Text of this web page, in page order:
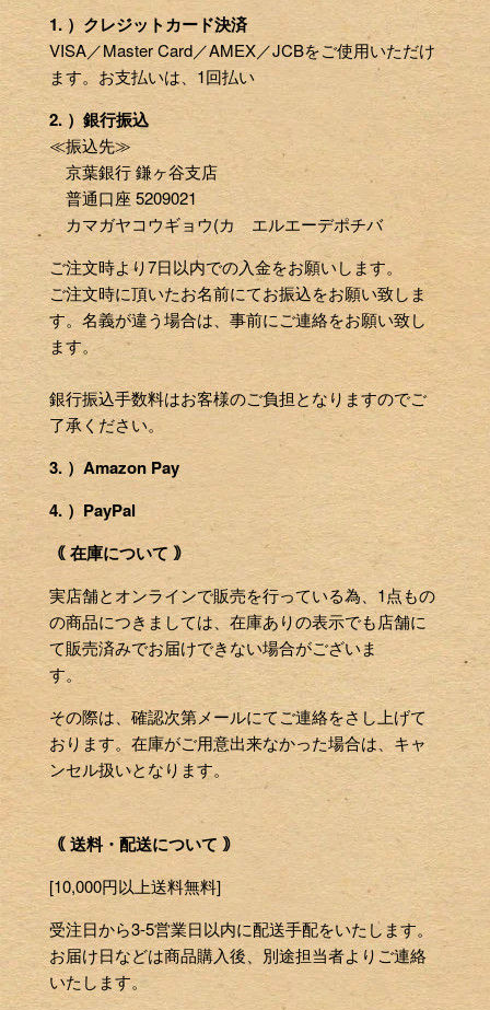
1. ）クレジットカード決済
VISA／Master Card／AMEX／JCBをご使用いただけ
ます。お支払いは、1回払い
2. ）銀行振込
≪振込先≫
京葉銀行 鎌ヶ谷支店
普通口座 5209021
カマガヤコウギョウ(カ エルエーデポチバ
ご注文時より7日以内での入金をお願いします。
ご注文時に頂いたお名前にてお振込をお願い致しま
す。名義が違う場合は、事前にご連絡をお願い致し
ます。
銀行振込手数料はお客様のご負担となりますのでご
了承ください。
3. ）Amazon Pay
4. ）PayPal
｟ 在庫について ｠
実店舗とオンラインで販売を行っている為、1点もの
の商品につきましては、在庫ありの表示でも店舗に
て販売済みでお届けできない場合がございま
す。
その際は、確認次第メールにてご連絡をさし上げて
おります。在庫がご用意出来なかった場合は、キャ
ンセル扱いとなります。
｟ 送料・配送について ｠
[10,000円以上送料無料]
受注日から3-5営業日以内に配送手配をいたします。
お届け日などは商品購入後、別途担当者よりご連絡
いたします。